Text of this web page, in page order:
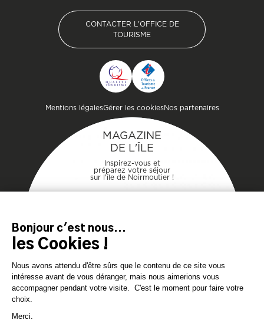
Mentions légalesGérer les cookiesNos partenaires
MAGAZINE
DE L'ÎLE
Inspirez-vous et
préparez votre séjour
sur l'île de Noirmoutier !
TÉLÉCHARGEZ
CONTACTER L'OFFICE DE
TOURISME
CONTACTER L'OFFICE DE
TOURISME